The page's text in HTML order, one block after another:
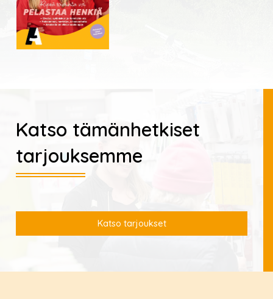
Katso tämänhetkiset
tarjouksemme
Katso tarjoukset